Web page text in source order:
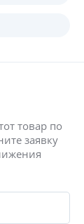
товар по
заявку